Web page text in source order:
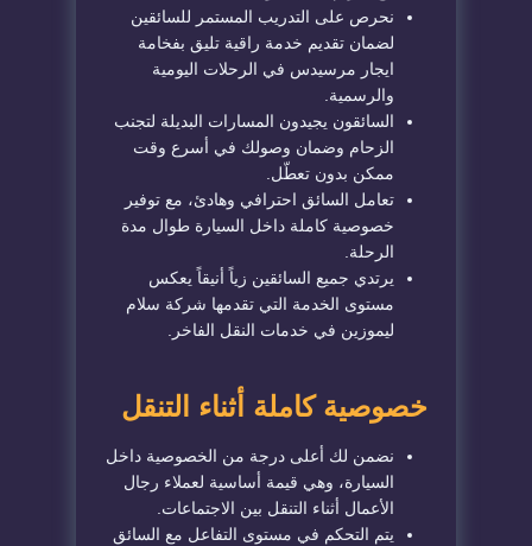
نحرص على التدريب المستمر للسائقين
لضمان تقديم خدمة راقية تليق بفخامة
ايجار مرسيدس في الرحلات اليومية
والرسمية.
السائقون يجيدون المسارات البديلة لتجنب
الزحام وضمان وصولك في أسرع وقت
ممكن بدون تعطّل.
تعامل السائق احترافي وهادئ، مع توفير
خصوصية كاملة داخل السيارة طوال مدة
الرحلة.
يرتدي جميع السائقين زياً أنيقاً يعكس
مستوى الخدمة التي تقدمها شركة سلام
ليموزين في خدمات النقل الفاخر.
خصوصية كاملة أثناء التنقل
نضمن لك أعلى درجة من الخصوصية داخل
السيارة، وهي قيمة أساسية لعملاء رجال
الأعمال أثناء التنقل بين الاجتماعات.
يتم التحكم في مستوى التفاعل مع السائق